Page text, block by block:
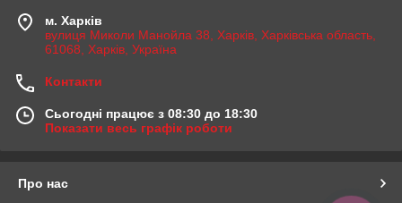
м. Харків
вулиця Миколи Манойла 38, Харків, Харківська область,
61068, Харків, Україна
Контакти
Сьогодні працює з 08:30 до 18:30
Показати весь графік роботи
Про нас